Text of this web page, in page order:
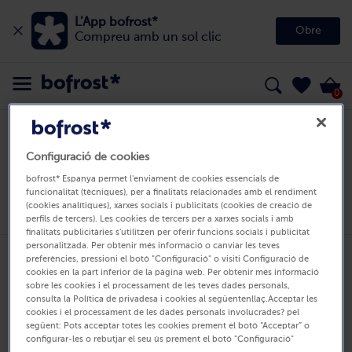
L'App bofrost*
Compreu amb un sol clic
Obre
0
Newsletter 0 Productes
Atenció al client
Preguntes Freqüents
Contacta'ns
Configuració de cookies
bofrost* Espanya permet l'enviament de cookies essencials de
funcionalitat (tècniques), per a finalitats relacionades amb el rendiment
(cookies analítiques), xarxes socials i publicitats (cookies de creació de
perfils de tercers). Les cookies de tercers per a xarxes socials i amb
finalitats publicitàries s'utilitzen per oferir funcions socials i publicitat
personalitzada. Per obtenir més informació o canviar les teves
preferències, pressioni el botó "Configuració" o visiti Configuració de
cookies en la part inferior de la pàgina web. Per obtenir més informació
sobre les cookies i el processament de les teves dades personals,
consulta la Política de privadesa i cookies al següentenllaç.Acceptar les
cookies i el processament de les dades personals involucrades? pel
següent: Pots acceptar totes les cookies prement el botó “Acceptar” o
configurar-les o rebutjar el seu ús prement el botó "Configuració"